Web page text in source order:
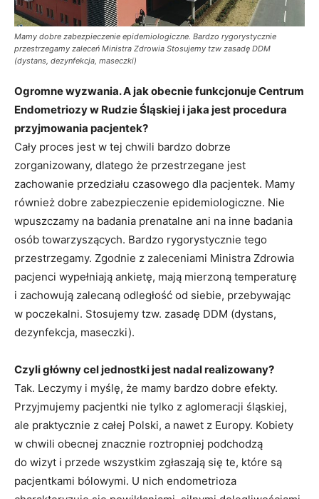
Mamy dobre zabezpieczenie epidemiologiczne. Bardzo rygorystycznie
przestrzegamy zaleceń Ministra Zdrowia Stosujemy tzw zasadę DDM
(dystans, dezynfekcja, maseczki)
Ogromne wyzwania. A jak obecnie funkcjonuje Centrum
Endometriozy w Rudzie Śląskiej i jaka jest procedura
przyjmowania pacjentek?
Cały proces jest w tej chwili bardzo dobrze
zorganizowany, dlatego że przestrzegane jest
zachowanie przedziału czasowego dla pacjentek. Mamy
również dobre zabezpieczenie epidemiologiczne. Nie
wpuszczamy na badania prenatalne ani na inne badania
osób towarzyszących. Bardzo rygorystycznie tego
przestrzegamy. Zgodnie z zaleceniami Ministra Zdrowia
pacjenci wypełniają ankietę, mają mierzoną temperaturę
i zachowują zalecaną odległość od siebie, przebywając
w poczekalni. Stosujemy tzw. zasadę DDM (dystans,
dezynfekcja, maseczki).
Czyli główny cel jednostki jest nadal realizowany?
Tak. Leczymy i myślę, że mamy bardzo dobre efekty.
Przyjmujemy pacjentki nie tylko z aglomeracji śląskiej,
ale praktycznie z całej Polski, a nawet z Europy. Kobiety
w chwili obecnej znacznie roztropniej podchodzą
do wizyt i przede wszystkim zgłaszają się te, które są
pacjentkami bólowymi. U nich endometrioza